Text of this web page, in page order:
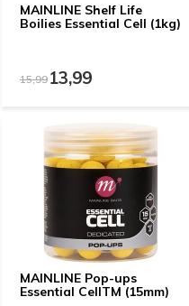
MAINLINE Shelf Life
Boilies Essential Cell (1kg)
15,9913,99
MAINLINE Pop-ups
Essential CellTM (15mm)